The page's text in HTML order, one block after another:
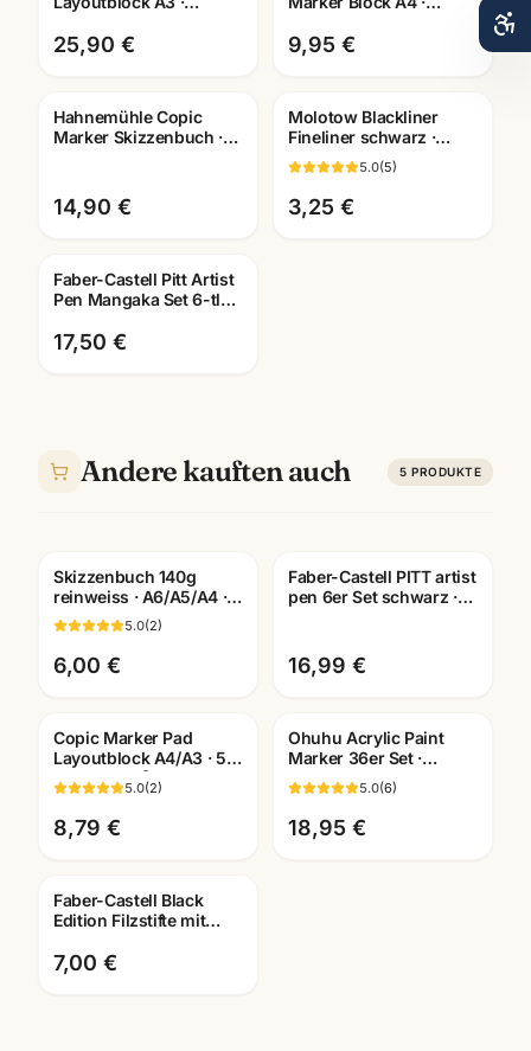
geeignet ·
Künstlerbedarf
25,90 €
10628580 · Mannheim
9,95 €
Hahnemühle Copic
Marker Skizzenbuch ·
14,90 €
Molotow Blackliner
Fineliner schwarz ·
pigmentiert +
dokumentenecht ·
Künstlerbedarf
5.0(5)
3,25 €
Faber-Castell Pitt Artist
Pen Mangaka Set 6-tlg ·
dokumentenecht
17,50 €
Andere kauften auch 5 PRODUKTE
Skizzenbuch 140g
reinweiss · A6/A5/A4 ·
Zeichenpapier für
Studien unterwegs
5.0(2)
6,00 €
Faber-Castell PITT artist
pen 6er Set schwarz ·
16,99 €
Copic Marker Pad
Layoutblock A4/A3 · 50
Blatt 75g/m² ·
Künstlerbedarf
Mannheim
5.0(2)
8,79 €
Ohuhu Acrylic Paint
Marker 36er Set ·
Acrylstifte für
Illustration & Manga
5.0(6)
18,95 €
Faber-Castell Black
Edition Filzstifte mit
Künstlerbedarf
Mannheim
7,00 €